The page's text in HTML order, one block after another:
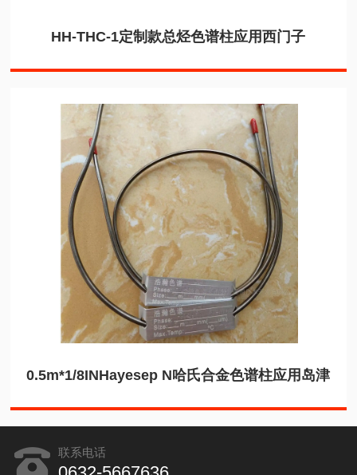
HH-THC-1定制款总烃色谱柱应用西门子
0.5m*1/8INHayesep N哈氏合金色谱柱应用岛津
联系电话